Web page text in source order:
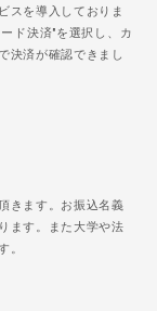
スを導入しておりま
ド決済"を選択し、カ
決済が確認できまし
きます。お振込名義
ます。また大学や法
。